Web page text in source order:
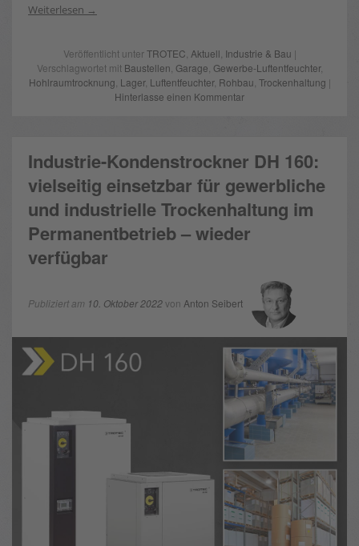
Weiterlesen
Veröffentlicht unterTROTEC Aktuell Industrie & Bau |
Verschlagwortet mit Baustellen Garage Gewerbe-Luftentfeuchter,
Hohlraumtrocknung Lager, Luftentfeuchter, Rohbau Trockenhaltung |
Hinterlasse einen Kommentar
Industrie-Kondenstrockner DH 160:
vielseitig einsetzbar für gewerbliche
und industrielle Trockenhaltung im
Permanentbetrieb – wieder
verfügbar
Publiziert am 10. Oktober 2022von Anton Seibert